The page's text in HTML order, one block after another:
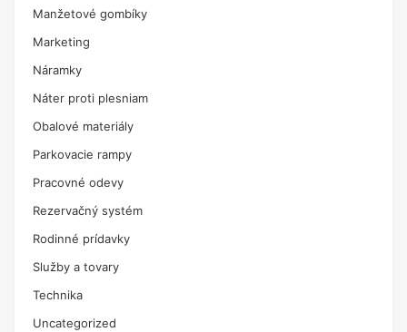
Manžetové gombíky
Marketing
Náramky
Náter proti plesniam
Obalové materiály
Parkovacie rampy
Pracovné odevy
Rezervačný systém
Rodinné prídavky
Služby a tovary
Technika
Uncategorized